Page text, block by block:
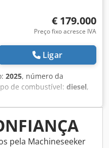
€ 179.000
Preço fixo acresce IVA
Ligar
2025, número da
de combustível: diesel,
civil Peso vazio:
kVA Dedjxq Up Espfx
de carga: 464 x 168
de fabricação: EUA Entre
pela Machineseeker